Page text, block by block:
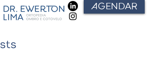
AGENDAR